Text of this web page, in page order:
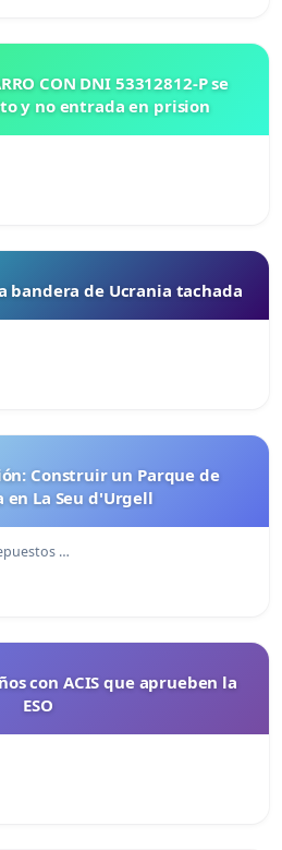
CON DNI 53312812-P se
y no entrada en prision
bandera de Ucrania tachada
Construir un Parque de
en La Seu d'Urgell
…
con ACIS que aprueben la
ESO